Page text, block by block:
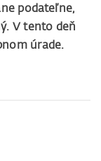
podateľne,
V tento deň
úrade.